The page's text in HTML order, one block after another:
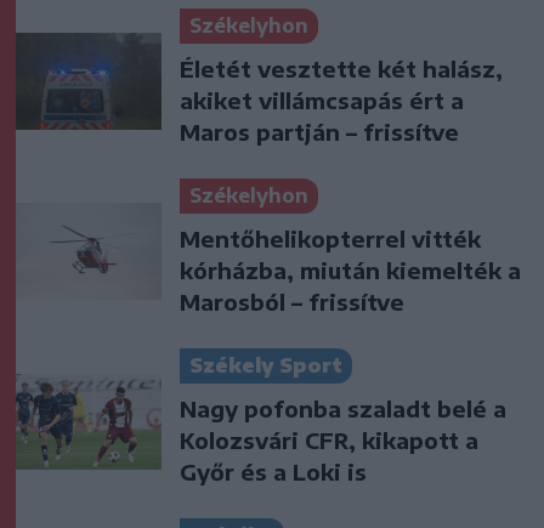
Székelyhon
Életét vesztette két halász,
akiket villámcsapás ért a
Maros partján – frissítve
Székelyhon
Mentőhelikopterrel vitték
kórházba, miután kiemelték a
Marosból – frissítve
Székely Sport
Nagy pofonba szaladt belé a
Kolozsvári CFR, kikapott a
Győr és a Loki is